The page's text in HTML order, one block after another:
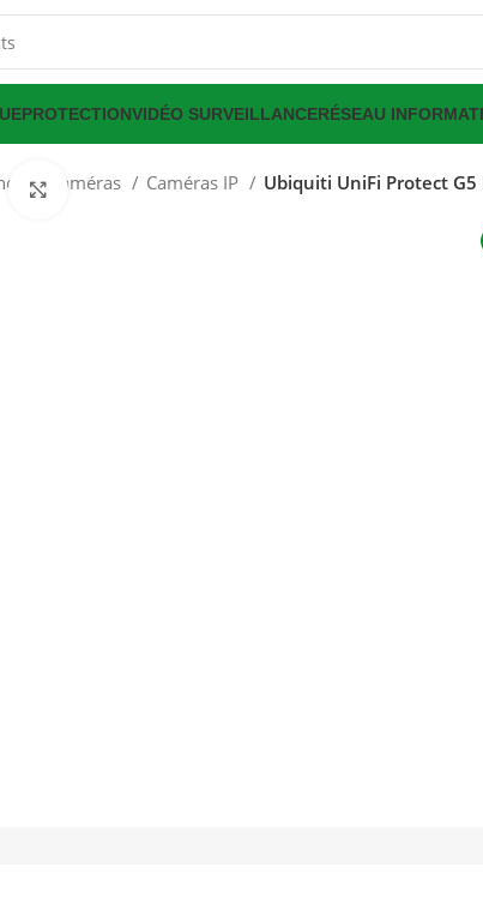
PROTECTIONVIDÉO SURVEILLANCERÉSEAU
Caméras Caméras IP Ubiquiti UniFi Protect
Click to enlarge